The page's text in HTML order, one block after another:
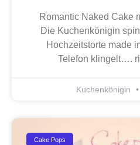
Romantic Naked Cake
Die Kuchenkönigin
Hochzeitstorte made
Telefon klingelt….
Kuchenkönigin
Cake Pops